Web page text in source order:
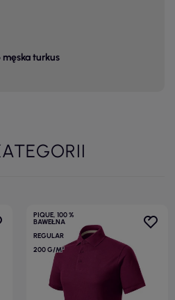
męska turkus
PIQUE, 100 %
BAWEŁNA
REGULAR
200 G/M²